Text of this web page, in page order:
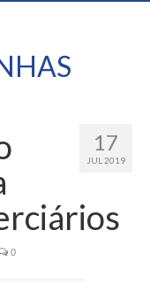
17
JUL 2019
0